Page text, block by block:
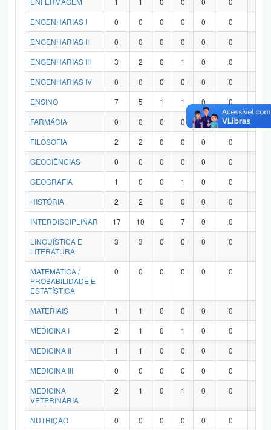
ENGENHARIAS I
0 0 0 0 0 0
ENGENHARIAS II
0 0 0 0 0 0
ENGENHARIAS III
3 2 0 1 0 0
ENGENHARIAS IV
0 0 0 0 0 0
ENSINO
7 5 1 1 0 0
FARMÁCIA
0 0 0 0 0 0
FILOSOFIA
2 2 0 0 0 0
GEOCIÊNCIAS
0 0 0 0 0 0
GEOGRAFIA
1 0 0 1 0 0
HISTÓRIA
2 2 0 0 0 0
INTERDISCIPLINAR
17 10 0 7 0 0
LINGUÍSTICA E
LITERATURA
3 3 0 0 0 0
MATEMÁTICA /
PROBABILIDADE E
ESTATÍSTICA
0 0 0 0 0 0
MATERIAIS 1 1 0 0 0 0
MEDICINA I
2 1 0 1 0 0
MEDICINA II
1 1 0 0 0 0
MEDICINA III
0 0 0 0 0 0
MEDICINA
VETERINÁRIA
2 1 0 1 0 0
NUTRIÇÃO 0 0 0 0 0 0